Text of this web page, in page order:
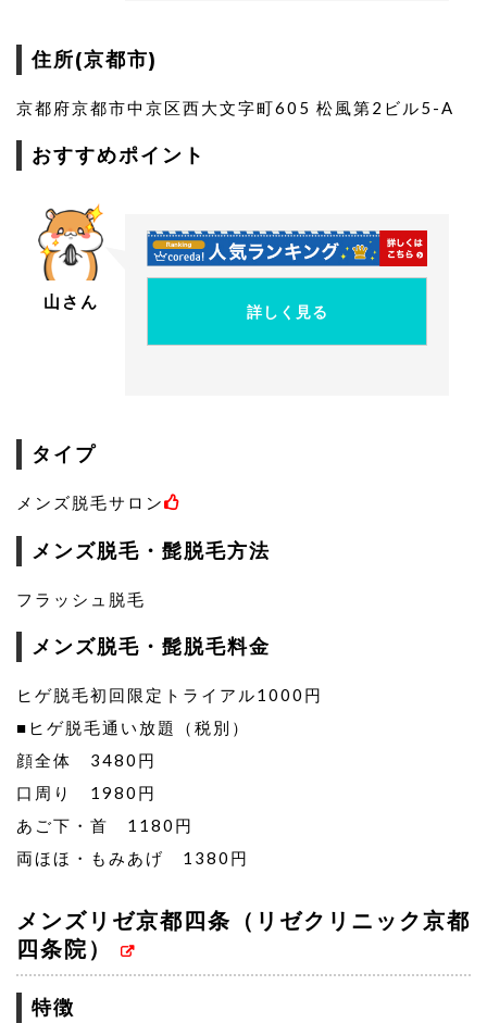
住所(京都市)
京都府京都市中京区西大文字町605 松風第2ビル5-A
おすすめポイント
山さん
詳しく見る
タイプ
メンズ脱毛サロン
メンズ脱毛・髭脱毛方法
フラッシュ脱毛
メンズ脱毛・髭脱毛料金
ヒゲ脱毛初回限定トライアル1000円
■ヒゲ脱毛通い放題（税別）
顔全体 3480円
口周り 1980円
あご下・首 1180円
両ほほ・もみあげ 1380円
メンズリゼ京都四条（リゼクリニック京都
四条院）
特徴